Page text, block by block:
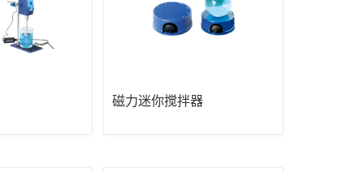
磁力迷你搅拌器